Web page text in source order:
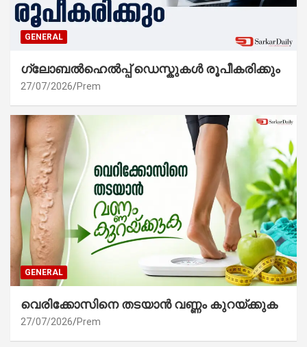
GENERAL
ഗ്ലോബൽഹെൽപ്പ് ഡെസ്കുകൾ രൂപീകരിക്കും
27/07/2026 Prem
GENERAL
വെരിക്കോസിനെ തടയാൻ വണ്ണം കുറയ്ക്കുക
27/07/2026 Prem